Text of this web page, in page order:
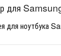
для
для ноутбука